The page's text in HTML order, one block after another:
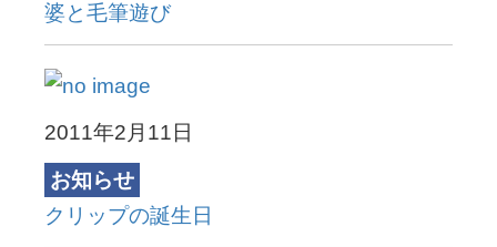
婆と毛筆遊び
2011年2月11日
お知らせ
クリップの誕生日